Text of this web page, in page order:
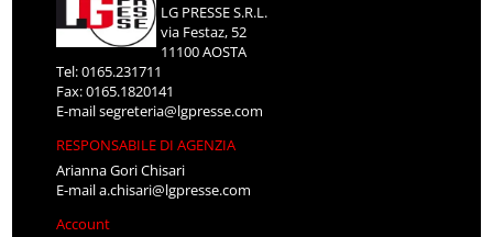
LG PRESSE S.R.L.
via Festaz, 52
11100 AOSTA
Tel: 0165.231711
Fax: 0165.1820141
E-mailsegreteria@lgpresse.com
RESPONSABILE DI AGENZIA
Arianna Gori Chisari
E-maila.chisari@lgpresse.com
Account